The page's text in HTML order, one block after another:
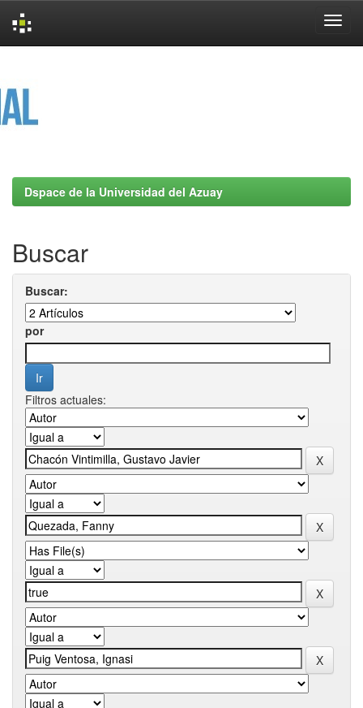
Dspace de la Universidad del Azuay
Buscar
Buscar:
por
Filtros actuales: